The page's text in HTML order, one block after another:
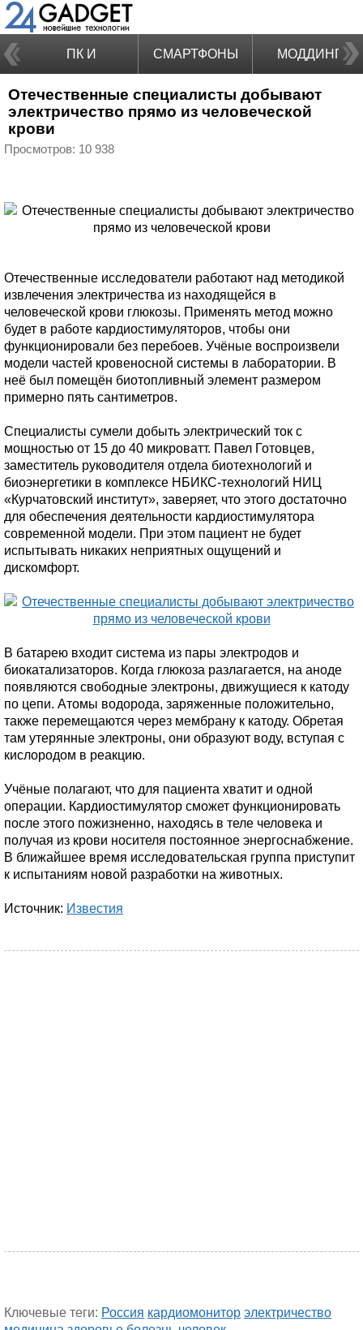
ПК И
НОУТБУКИ
СМАРТФОНЫ МОДДИНГ
Отечественные специалисты добывают
электричество прямо из человеческой
крови
Просмотров: 10 938
Отечественные исследователи работают над методикой
извлечения электричества из находящейся в
человеческой крови глюкозы. Применять метод можно
будет в работе кардиостимуляторов, чтобы они
функционировали без перебоев. Учёные воспроизвели
модели частей кровеносной системы в лаборатории. В
неё был помещён биотопливный элемент размером
примерно пять сантиметров.
Специалисты сумели добыть электрический ток с
мощностью от 15 до 40 микроватт. Павел Готовцев,
заместитель руководителя отдела биотехнологий и
биоэнергетики в комплексе НБИКС-технологий НИЦ
«Курчатовский институт», заверяет, что этого достаточно
для обеспечения деятельности кардиостимулятора
современной модели. При этом пациент не будет
испытывать никаких неприятных ощущений и
дискомфорт.
В батарею входит система из пары электродов и
биокатализаторов. Когда глюкоза разлагается, на аноде
появляются свободные электроны, движущиеся к катоду
по цепи. Атомы водорода, заряженные положительно,
также перемещаются через мембрану к катоду. Обретая
там утерянные электроны, они образуют воду, вступая с
кислородом в реакцию.
Учёные полагают, что для пациента хватит и одной
операции. Кардиостимулятор сможет функционировать
после этого пожизненно, находясь в теле человека и
получая из крови носителя постоянное энергоснабжение.
В ближайшее время исследовательская группа приступит
к испытаниям новой разработки на животных.
Источник: Известия
Ключевые теги: Россия кардиомонитор электричество